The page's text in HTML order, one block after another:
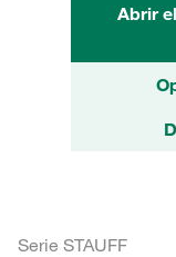
Abrir
Serie STAUFF